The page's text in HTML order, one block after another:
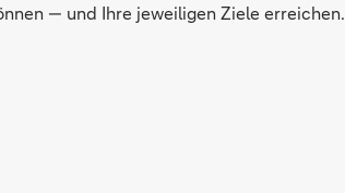
— und Ihre jeweiligen Ziele erreichen.